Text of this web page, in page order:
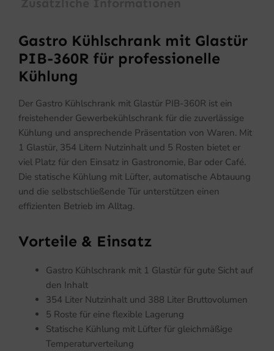
Gastro Kühlschrank mit Glastür
PIB-360R für professionelle
Kühlung
Der Gastro Kühlschrank mit Glastür PIB-360R ist ein
freistehender Gewerbekühlschrank für die zuverlässige
Kühlung und ansprechende Präsentation von Waren. Mit
1 Glastür, 354 Litern Nutzinhalt und 5 Rosten bietet er
viel Platz für den Einsatz in Gastronomie, Bar oder Café.
Die statische Kühlung mit Lüfter, automatische Abtauung
und die selbstschließende Tür unterstützen einen
effizienten Betrieb im Alltag.
Vorteile & Einsatz
Gastro Kühlschrank mit 1 Glastür für gute Sicht auf
den Inhalt
354 Liter Nutzinhalt und 388 Liter Bruttovolumen
5 Roste für eine flexible Lagerung
Statische Kühlung mit Lüfter für gleichmäßige
Temperaturverteilung